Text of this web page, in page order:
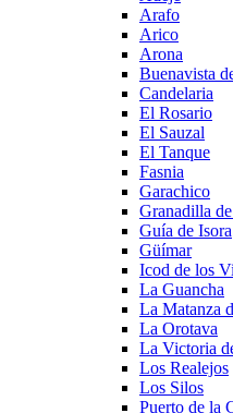
Arafo
Arico
Arona
Buenavista
Candelaria
El Rosario
El Sauzal
El Tanque
Fasnia
Garachico
Granadilla
Guía de Isora
Güímar
Icod de los
La Guancha
La Matanza
La Orotava
La Victoria
Los Realejos
Los Silos
Puerto de la